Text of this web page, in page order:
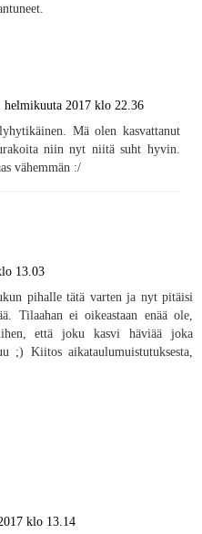
helmikuuta 2017 klo 22.36
Mä olen kasvattanut
niin nyt niitä suht hyvin.
vähemmän :/
13.03
pihalle tätä varten ja nyt pitäisi
Tilaahan ei oikeastaan enää ole,
että joku kasvi häviää joka
;) Kiitos aikataulumuistutuksesta,
klo 13.14